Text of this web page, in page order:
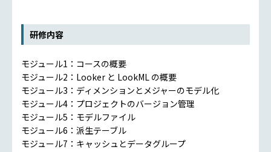
研修内容
モジュール1：コースの概要
モジュール2：Looker と LookML の概要
モジュール3：ディメンションとメジャーのモデル化
モジュール4：プロジェクトのバージョン管理
モジュール5：モデルファイル
モジュール6：派生テーブル
モジュール7：キャッシュとデータグループ